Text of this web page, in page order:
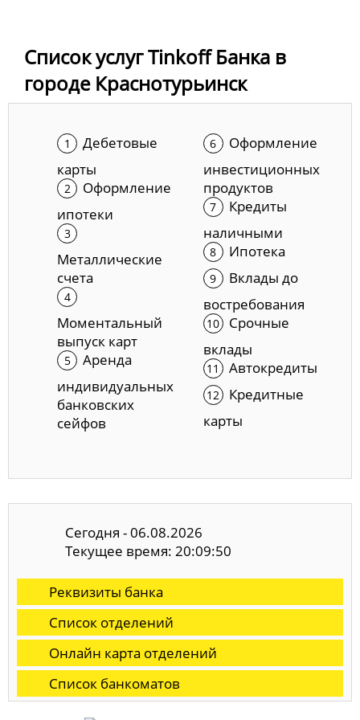
Список услуг Tinkoff Банка в
городе Краснотурьинск
Дебетовые
карты
Оформление
ипотеки
Металлические
счета
Моментальный
выпуск карт
Аренда
индивидуальных
банковских
сейфов
Оформление
инвестиционных
продуктов
Кредиты
наличными
Ипотека
Вклады до
востребования
Срочные
вклады
Автокредиты
Кредитные
карты
Сегодня - 06.08.2026
Текущее время: 20:09:51
Реквизиты банка
Список отделений
Онлайн карта отделений
Список банкоматов